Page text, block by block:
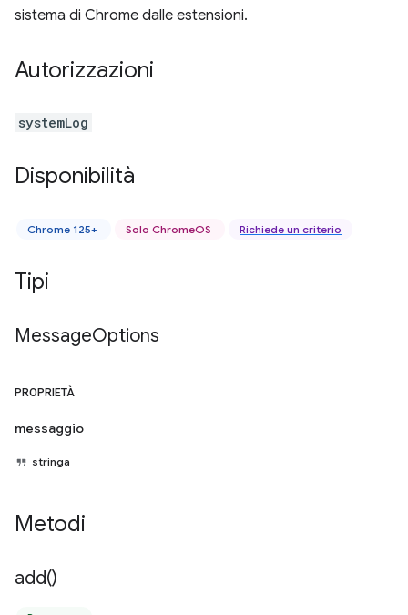
sistema di Chrome dalle estensioni.
Autorizzazioni
systemLog
Disponibilità
Chrome 125+ Solo ChromeOS Richiede un criterio
Tipi
MessageOptions
PROPRIETÀ
messaggio
stringa
Metodi
add()